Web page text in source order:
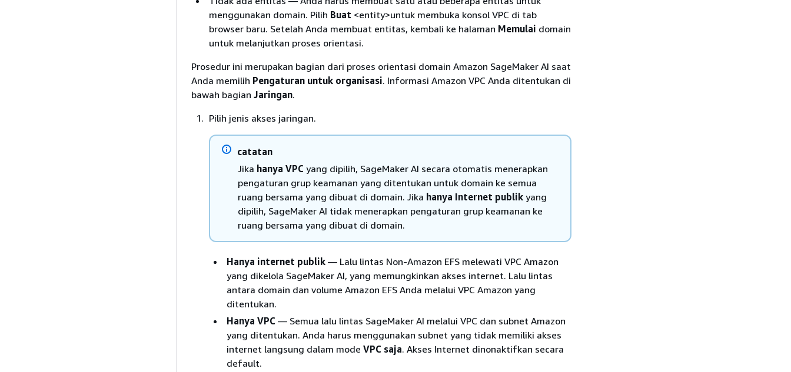
menggunakan domain. Pilih Buat <entity>untuk membuka konsol VPC di tab
browser baru. Setelah Anda membuat entitas, kembali ke halaman Memulai domain
untuk melanjutkan proses orientasi.
Prosedur ini merupakan bagian dari proses orientasi domain Amazon SageMaker AI saat
Anda memilih Pengaturan untuk organisasi. Informasi Amazon VPC Anda ditentukan di
bawah bagian Jaringan.
Pilih jenis akses jaringan.
catatan
Jika hanya VPC yang dipilih, SageMaker AI secara otomatis menerapkan
pengaturan grup keamanan yang ditentukan untuk domain ke semua
ruang bersama yang dibuat di domain. Jika hanya Internet publik yang
dipilih, SageMaker AI tidak menerapkan pengaturan grup keamanan ke
ruang bersama yang dibuat di domain.
Hanya internet publik — Lalu lintas Non-Amazon EFS melewati VPC Amazon
yang dikelola SageMaker AI, yang memungkinkan akses internet. Lalu lintas
antara domain dan volume Amazon EFS Anda melalui VPC Amazon yang
ditentukan.
Hanya VPC — Semua lalu lintas SageMaker AI melalui VPC dan subnet Amazon
yang ditentukan. Anda harus menggunakan subnet yang tidak memiliki akses
internet langsung dalam mode VPC saja. Akses Internet dinonaktifkan secara
default.